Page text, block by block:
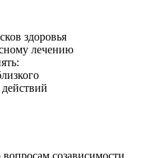
здоровья
лечению
созависимости